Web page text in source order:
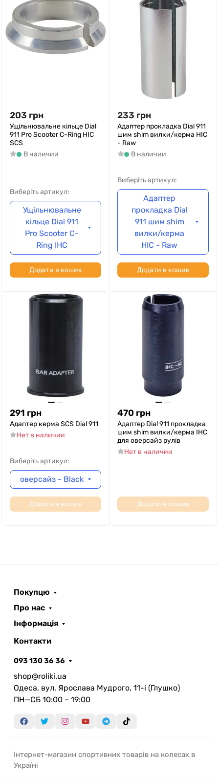
203 грн
Ущільнювальне кільце Dial
911 Pro Scooter C-Ring HIC
SCS
В наличии
Виберіть артикул:
Ущільнювальне
кільце Dial 911
Pro Scooter C-
Ring IHC
Додати в кошик
233 грн
Адаптер прокладка Dial 911
шим shim вилки/керма HIC
- Raw
В наличии
Виберіть артикул:
Адаптер
прокладка Dial
911 шим shim
вилки/керма
HIC - Raw
Додати в кошик
291 грн
Адаптер керма SCS Dial 911
Нет в наличии
Виберіть артикул:
оверсайз - Black
Додати в кошик
470 грн
Адаптер Dial 911 прокладка
шим shim вилки/керма IHC
для оверсайз рулів
Нет в наличии
Додати в кошик
Покупцю
Про нас
Інформація
Контакти
093 130 36 36
shop@roliki.ua
Одеса, вул. Ярослава Мудрого, 11-i (Глушко)
ПН—СБ 10:00 – 19:00
Інтернет-магазин спортивних товарів на колесах в
Україні